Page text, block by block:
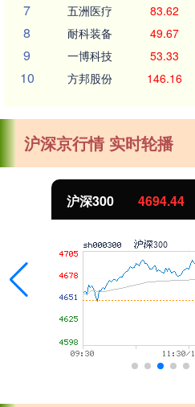
7 五洲医疗 83.62
8 耐科装备 49.67
9 一博科技 53.33
10 方邦股份 146.16
沪深京行情 实时轮播
沪深300 4694.44